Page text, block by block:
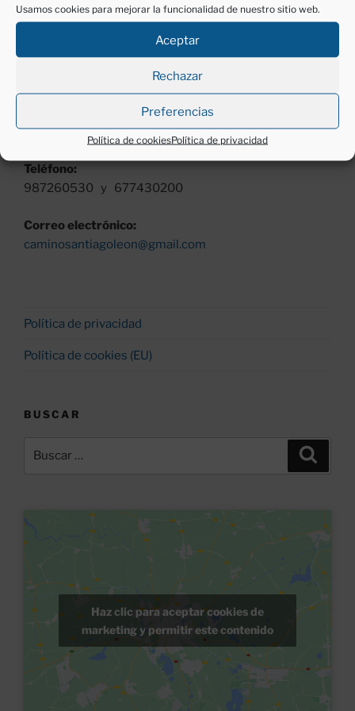
Usamos cookies para mejorar la funcionalidad de nuestro sitio web.
Aceptar
Rechazar
Preferencias
Política de cookiesPolítica de privacidad
Av Independencia, nº 2, 5º izq.
Lunes a viernes (excepto festivos)
Mañanas, de 11 a 13 h.
Tardes, de 18 a 20 h.
Teléfono:
987260530 y 677430200
Correo electrónico:
caminosantiagoleon@gmail.com
Política de privacidad
Política de cookies (EU)
BUSCAR
Haz clic para aceptar cookies de
marketing y permitir este contenido